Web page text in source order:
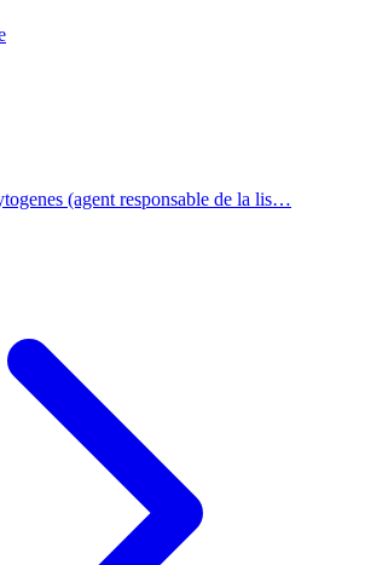
(agent responsable de la lis…